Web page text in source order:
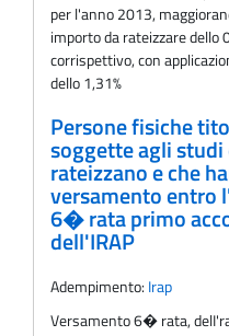
per l'anno 2013,
importo da rateizzare dello
corrispettivo, con
dello 1,31%
Persone fisiche
soggette agli
rateizzano e che
versamento entro
6� rata primo
dell'IRAP
Adempimento: Irap
Versamento 6� rata,